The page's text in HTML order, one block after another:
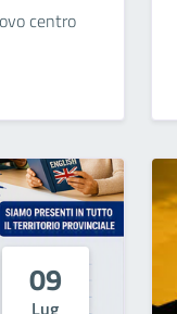
centro
09
Lug